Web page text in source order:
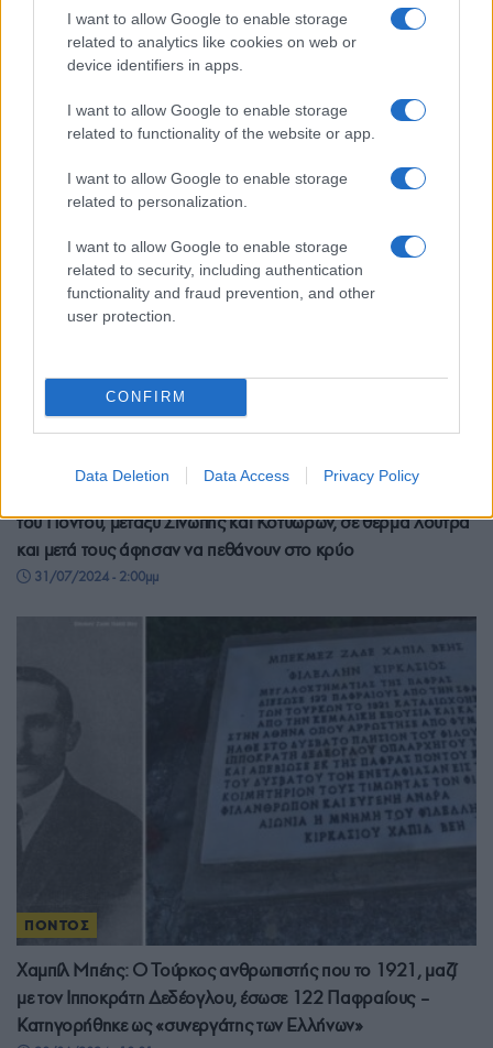
I want to allow Google to enable storage
related to analytics like cookies on web or
device identifiers in apps.
I want to allow Google to enable storage
related to functionality of the website or app.
I want to allow Google to enable storage
related to personalization.
I want to allow Google to enable storage
related to security, including authentication
functionality and fraud prevention, and other
user protection.
CONFIRM
Data Deletion Data Access Privacy Policy
«Καλώς ήρθατε στην Ιστορία της Μπάφρας»: Επετειακή
εκδήλωση για τη Γενοκτονία των Ποντίων
3/05/2025 - 2:35μμ
του Πόντου, μεταξύ Σινώπης και Κοτυώρων, σε θερμά λουτρά
και μετά τους άφησαν να πεθάνουν στο κρύο
31/07/2024 - 2:00μμ
ΠΟΝΤΟΣ
Χαμπίλ Μπέης: Ο Τούρκος ανθρωπιστής που το 1921, μαζί
με τον Ιπποκράτη Δεδέογλου, έσωσε 122 Παφραίους –
Κατηγορήθηκε ως «συνεργάτης των Ελλήνων»